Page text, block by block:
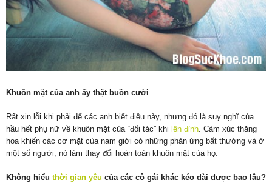
Khuôn mặt của anh ấy thật buồn cười
Rất xin lỗi khi phải để các anh biết điều này, nhưng đó là suy nghĩ của
hầu hết phụ nữ về khuôn mặt của “đối tác” khi lên đỉnh. Cảm xúc thăng
hoa khiến các cơ mặt của nam giới có những phản ứng bất thường và ở
một số người, nó làm thay đổi hoàn toàn khuôn mặt của họ.
Không hiểu thời gian yêu của các cô gái khác kéo dài được bao lâu?